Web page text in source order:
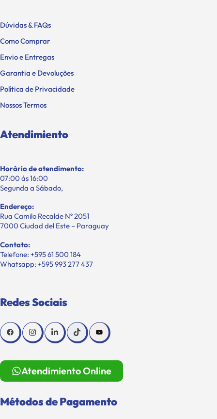
Dúvidas & FAQs
Como Comprar
Envio e Entregas
Garantia e Devoluções
Política de Privacidade
Nossos Termos
Atendimiento
Horário de atendimento:
07:00 ás 16:00
Segunda a Sábado,
Endereço:
Rua Camilo Recalde Nº 2051
7000 Ciudad del Este – Paraguay
Contato:
Telefone: +595 61 500 184
Whatsapp: +595 993 277 437
Redes Sociais
Atendimiento Online
Métodos de Pagamento